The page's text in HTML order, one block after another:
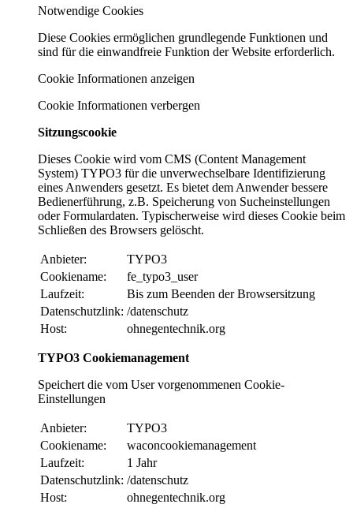
Notwendige Cookies
Diese Cookies ermöglichen grundlegende Funktionen und
sind für die einwandfreie Funktion der Website erforderlich.
Cookie Informationen anzeigen
Cookie Informationen verbergen
Sitzungscookie
Dieses Cookie wird vom CMS (Content Management
System) TYPO3 für die unverwechselbare Identifizierung
eines Anwenders gesetzt. Es bietet dem Anwender bessere
Bedienerführung, z.B. Speicherung von Sucheinstellungen
oder Formulardaten. Typischerweise wird dieses Cookie beim
Schließen des Browsers gelöscht.
Anbieter:
TYPO3
Cookiename:
fe_typo3_user
Laufzeit:
Bis zum Beenden der Browsersitzung
Datenschutzlink: /datenschutz
Host:
ohnegentechnik.org
TYPO3 Cookiemanagement
Speichert die vom User vorgenommenen Cookie-
Einstellungen
Anbieter:
TYPO3
Cookiename:
waconcookiemanagement
Laufzeit:
1 Jahr
Datenschutzlink: /datenschutz
Host:
ohnegentechnik.org